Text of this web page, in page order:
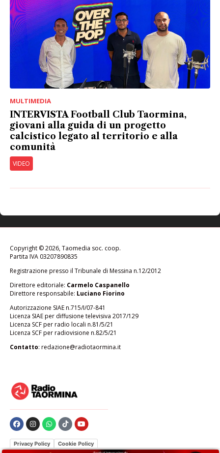
MULTIMEDIA
INTERVISTA Football Club Taormina,
giovani alla guida di un progetto
calcistico legato al territorio e alla
comunità
VIDEO
Privacy Policy Cookie Policy
Copyright © 2026, Taomedia soc. coop.
Partita IVA 03207890835
Registrazione presso il Tribunale di Messina n.12/2012
Direttore editoriale: Carmelo Caspanello
Direttore responsabile: Luciano Fiorino
Autorizzazione SIAE n.715/I/07-841
Licenza SIAE per diffusione televisiva 2017/129
Licenza SCF per radio locali n.81/5/21
Licenza SCF per radiovisione n.82/5/21
Contatto: redazione@radiotaormina.it